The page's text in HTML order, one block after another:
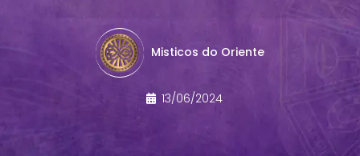
Misticos do Oriente
13/06/2024